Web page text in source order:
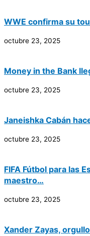
WWE confirma su
octubre 23, 2025
Money in the Bank
octubre 23, 2025
Janeishka Cabán
octubre 23, 2025
FIFA Fútbol para las
maestro…
octubre 23, 2025
Xander Zayas,